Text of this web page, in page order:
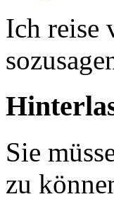
Ich reise
Sie
zu